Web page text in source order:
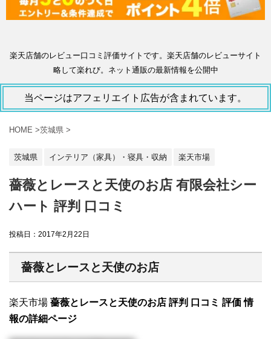
楽天店舗のレビュー口コミ評価サイトです。楽天店舗のレビューサイト
略して楽れび。ネット通販の最新情報を公開中
当ページはアフェリエイト広告が含まれています。
HOME >茨城県 >
茨城県 インテリア（家具）・寝具・収納 楽天市場
薔薇とレースと天使のお店 有限会社シー
ハート 評判 口コミ
投稿日： 2017年2月22日
薔薇とレースと天使のお店
楽天市場 薔薇とレースと天使のお店 評判 口コミ 評価 情
報の詳細ページ